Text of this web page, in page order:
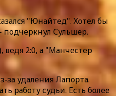
"Юнайтед". Хотел бы
Сульшер.
2:0, а "Манчестер
удаления Лапорта.
работу судьи. Есть более